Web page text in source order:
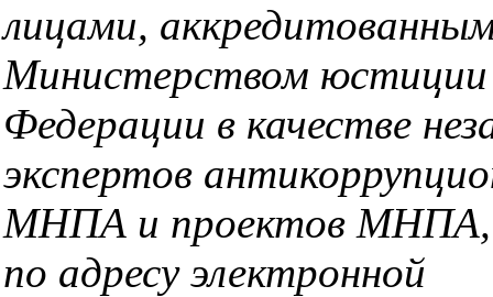
лицами,
Министерством юстиции
Федерации в качестве
экспертов
МНПА и проектов МНПА,
по адресу электронной